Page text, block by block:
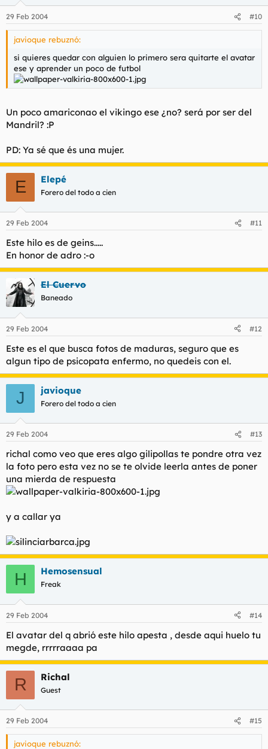
29 Feb 2004 #10
javioque rebuznó:
si quieres quedar con alguien lo primero sera quitarte el avatar
ese y aprender un poco de futbol
Un poco amariconao el vikingo ese ¿no? será por ser del
Mandril? :P
PD: Ya sé que és una mujer.
E Elepé
Forero del todo a cien
29 Feb 2004 #11
Este hilo es de geins.....
En honor de adro :-o
El Cuervo
Baneado
29 Feb 2004 #12
Este es el que busca fotos de maduras, seguro que es
algun tipo de psicopata enfermo, no quedeis con el.
J javioque
Forero del todo a cien
29 Feb 2004 #13
richal como veo que eres algo gilipollas te pondre otra vez
la foto pero esta vez no se te olvide leerla antes de poner
una mierda de respuesta
y a callar ya
H Hemosensual
Freak
29 Feb 2004 #14
El avatar del q abrió este hilo apesta , desde aqui huelo tu
megde, rrrrraaaa pa
R Richal
Guest
29 Feb 2004 #15
javioque rebuznó: